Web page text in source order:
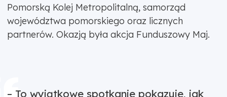
Pomorską Kolej Metropolitalną, samorząd
województwa pomorskiego oraz licznych
partnerów. Okazją była akcja Funduszowy Maj.
– To wyjątkowe spotkanie pokazuje, jak